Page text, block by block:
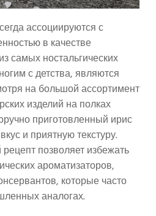
ассоциируются с
в качестве
самых ностальгических
с детства, являются
на большой ассортимент
изделий на полках
приготовленный ирис
и приятную текстуру.
позволяет избежать
ароматизаторов,
которые часто
аналогах.